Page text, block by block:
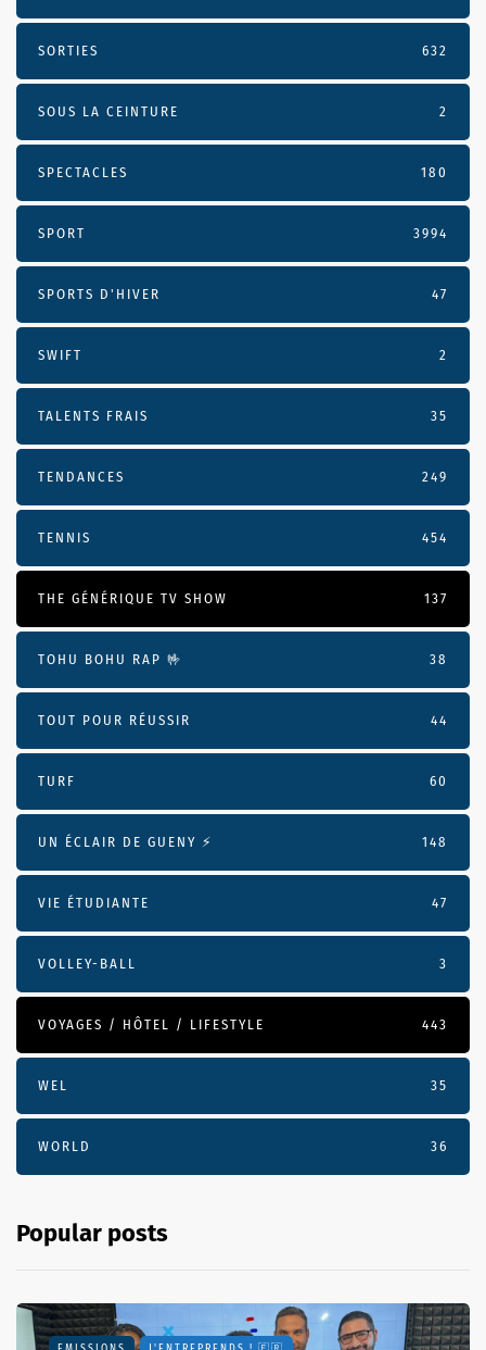
SORTIES 632
SOUS LA CEINTURE 2
SPECTACLES 180
SPORT 3994
SPORTS D'HIVER 47
SWIFT 2
TALENTS FRAIS 35
TENDANCES 249
TENNIS 454
THE GÉNÉRIQUE TV SHOW 137
TOHU BOHU RAP 🤟 38
TOUT POUR RÉUSSIR 44
TURF 60
UN ÉCLAIR DE GUENY ⚡️ 148
VIE ÉTUDIANTE 47
VOLLEY-BALL 3
VOYAGES / HÔTEL / LIFESTYLE 443
WEL 35
WORLD 36
Popular posts